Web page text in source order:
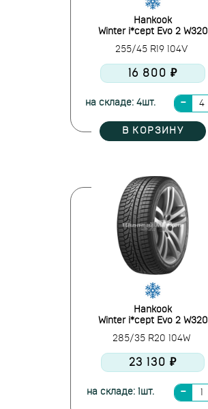
Hankook
Winter i*cept Evo 2 W320
255/45 R19 104V
16 800 ₽
на складе: 4шт.
В КОРЗИНУ
Hankook
Winter i*cept Evo 2 W320
285/35 R20 104W
23 130 ₽
на складе: 1шт.